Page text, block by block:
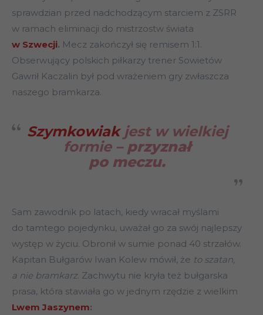
sprawdzian przed nadchodzącym starciem z ZSRR
w ramach eliminacji do mistrzostw świata
w Szwecji. Mecz zakończył się remisem 1:1.
Obserwujący polskich piłkarzy trener Sowietów
Gawrił Kaczalin był pod wrażeniem gry zwłaszcza
naszego bramkarza.
Szymkowiakjest w wielkiej
formie – przyznał
po meczu.
Sam zawodnik po latach, kiedy wracał myślami
do tamtego pojedynku, uważał go za swój najlepszy
występ w życiu. Obronił w sumie ponad 40 strzałów.
Kapitan Bułgarów Iwan Kolew mówił, że to szatan,
a nie bramkarz. Zachwytu nie kryła też bułgarska
prasa, która stawiała go w jednym rzędzie z wielkim
Lwem Jaszynem: